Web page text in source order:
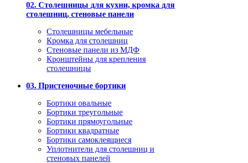
02. Столешницы для кухни, кромка для
столешниц, стеновые панели
Столешницы мебельные
Кромка для столешниц
Стеновые панели из МДФ
Кронштейны для крепления
столешницы
03. Пристеночные бортики
Бортики овальные
Бортики треугольные
Бортики прямоугольные
Бортики квадратные
Бортики самоклеящиеся
Уплотнители для столешниц и
стеновых панелей